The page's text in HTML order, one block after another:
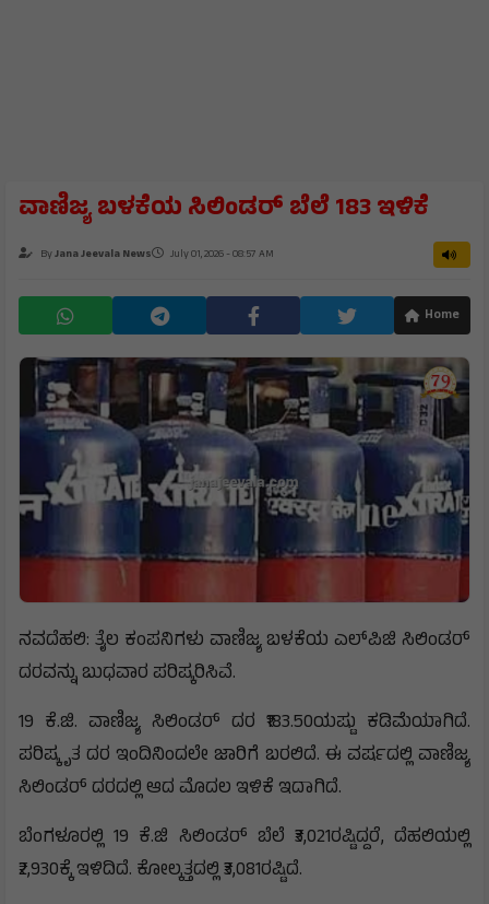
ವಾಣಿಜ್ಯ ಬಳಕೆಯ ಸಿಲಿಂಡರ್ ಬೆಲೆ 183 ಇಳಿಕೆ
ByJana Jeevala News July 01, 2026 - 08:57 AM
Home
ನವದೆಹಲಿ: ತೈಲ ಕಂಪನಿಗಳು ವಾಣಿಜ್ಯ ಬಳಕೆಯ ಎಲ್‌ಪಿಜಿ ಸಿಲಿಂಡ‌ರ್
ದರವನ್ನು ಬುಧವಾರ ಪರಿಷ್ಕರಿಸಿವೆ.
19 ಕೆ.ಜಿ. ವಾಣಿಜ್ಯ ಸಿಲಿಂಡರ್ ದರ ₹183.50ಯಷ್ಟು ಕಡಿಮೆಯಾಗಿದೆ.
ಪರಿಷ್ಕೃತ ದರ ಇಂದಿನಿಂದಲೇ ಜಾರಿಗೆ ಬರಲಿದೆ. ಈ ವರ್ಷದಲ್ಲಿ ವಾಣಿಜ್ಯ
ಸಿಲಿಂಡ‌ರ್ ದರದಲ್ಲಿ ಆದ ಮೊದಲ ಇಳಿಕೆ ಇದಾಗಿದೆ.
ಬೆಂಗಳೂರಲ್ಲಿ 19 ಕೆ.ಜಿ ಸಿಲಿಂಡ‌ರ್ ಬೆಲೆ ₹3,021ರಷ್ಟಿದ್ದರೆ, ದೆಹಲಿಯಲ್ಲಿ
₹2,930ಕ್ಕೆ ಇಳಿದಿದೆ. ಕೋಲ್ಕತ್ತದಲ್ಲಿ ₹3,081ರಷ್ಟಿದೆ.